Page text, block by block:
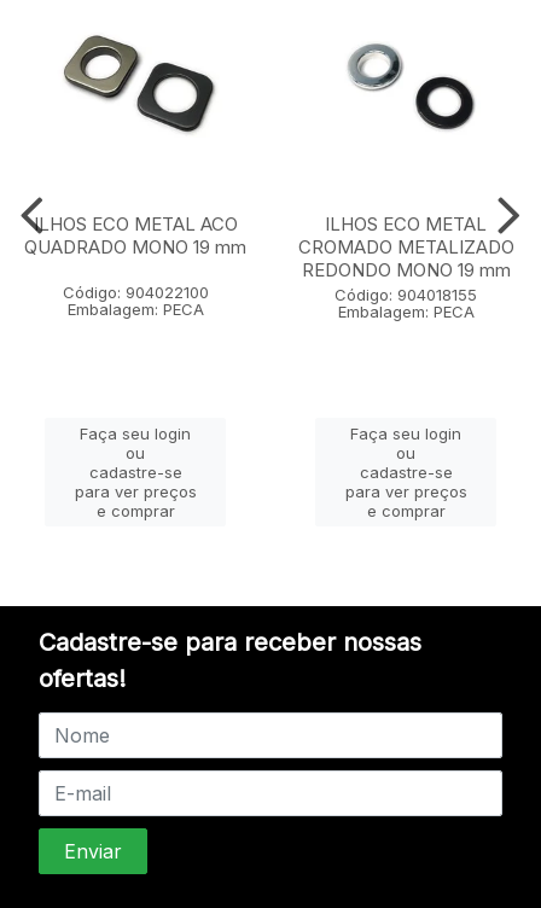
ILHOS ECO METAL ACO
QUADRADO MONO 19 mm
Código: 904022100
Embalagem: PECA
Faça seu login
ou
cadastre-se
para ver preços
e comprar
ILHOS ECO METAL
CROMADO METALIZADO
REDONDO MONO 19 mm
Código: 904018155
Embalagem: PECA
Faça seu login
ou
cadastre-se
para ver preços
e comprar
Cadastre-se para receber nossas
ofertas!